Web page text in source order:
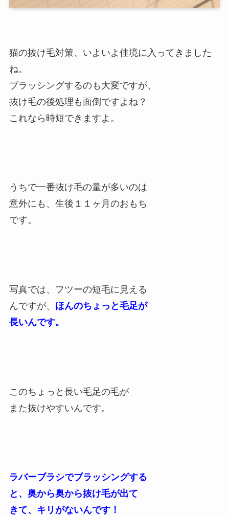
猫の抜け毛対策、いよいよ佳境に入ってきました
ね。
ブラッシングするのも大変ですが、
抜け毛の後処理も面倒ですよね？
これなら時短できますよ。
うちで一番抜け毛の量が多いのは
意外にも、生後１１ヶ月のおもち
です。
写真では、フツーの短毛に見える
んですが、 ほんのちょっと毛足が
長いんです。
このちょっと長い毛足の毛が
また抜けやすいんです。
ラバーブラシでブラッシングする
と、奥から奥から抜け毛が出て
きて、キリがないんです！